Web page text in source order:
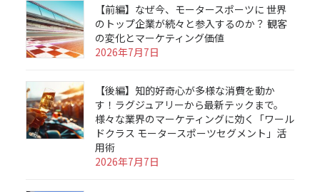
【前編】なぜ今、モータースポーツに 世界
のトップ企業が続々と参入するのか？ 観客
の変化とマーケティング価値
2026年7月7日
【後編】知的好奇心が多様な消費を動か
す！ラグジュアリーから最新テックまで。
様々な業界のマーケティングに効く「ワール
ドクラス モータースポーツセグメント」活
用術
2026年7月7日